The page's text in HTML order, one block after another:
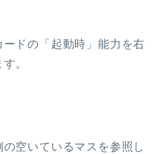
ドの「起動時」能力を右
。
空いているマスを参照し